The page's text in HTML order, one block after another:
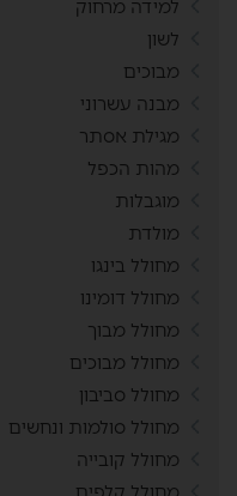
למידה מרחוק
לשון
מבוכים
מבנה עשרוני
מגילת אסתר
מהות הכפל
מוגבלות
מולדת
מחולל בינגו
מחולל דומינו
מחולל מבוך
מחולל מבוכים
מחולל סביבון
מחולל סולמות ונחשים
מחולל קובייה